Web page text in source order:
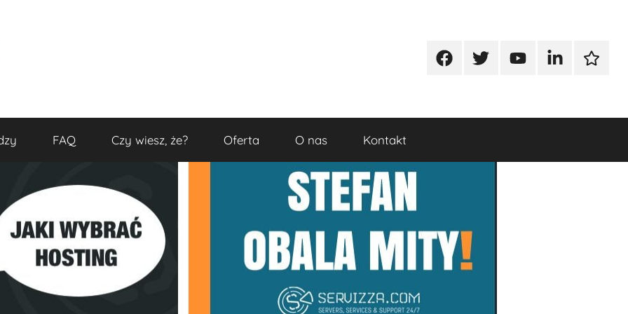
FacebookTwitterYoutubeLinkedinGoogle
FAQ Czy wiesz, że? Oferta O nas Kontakt